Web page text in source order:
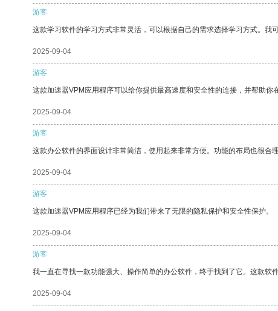
游客
这款学习软件的学习方式非常灵活，可以根据自己的需求选择学习方式。我
2025-09-04
游客
这款加速器VPM应用程序可以给你提供最高速度和安全性的连接，并帮助你
2025-09-04
游客
这款办公软件的界面设计非常简洁，使用起来非常方便。功能的布局也很合理
2025-09-04
游客
这款加速器VPM应用程序已经为我们带来了无限的隐私保护和安全性保护。
2025-09-04
游客
我一直在寻找一款功能强大、操作简单的办公软件，终于找到了它。这款软
2025-09-04